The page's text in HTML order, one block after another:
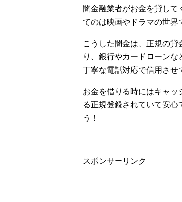
闇金融業者がお金を貸して
てのは映画やドラマの世界
こうした闇金は、正規の
り、銀行やカードローン
丁寧な電話対応で信用させ
お金を借りる時にはキャッ
る正規登録されていて安心
う！
スポンサーリンク